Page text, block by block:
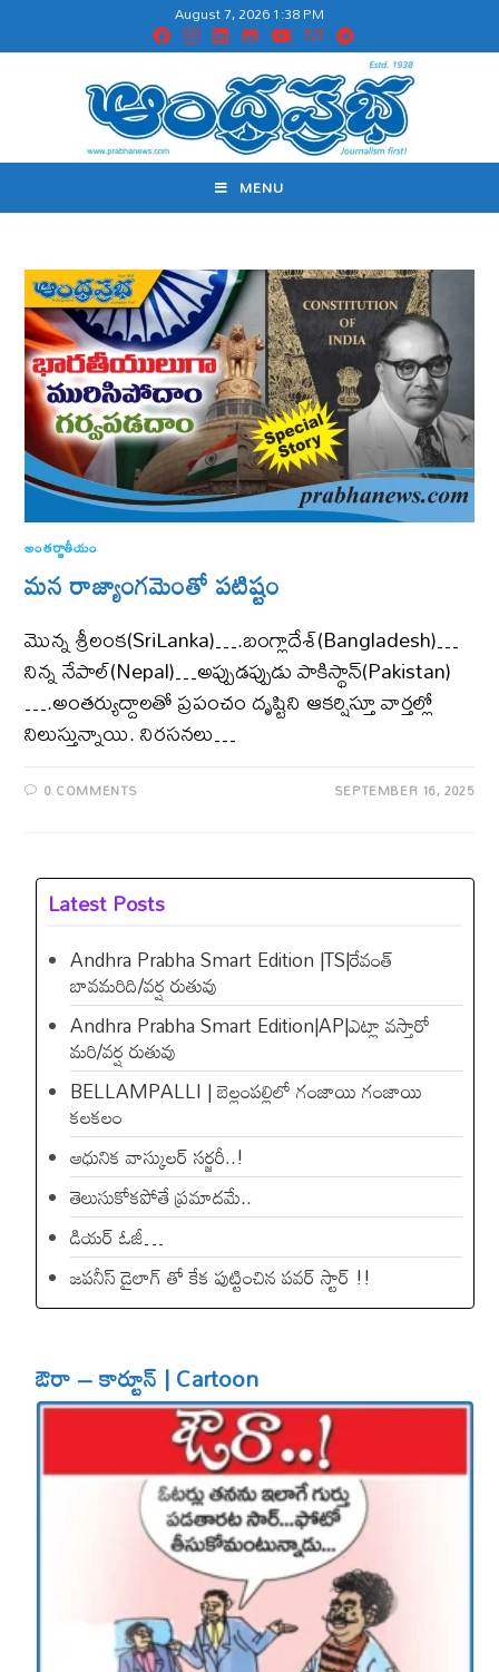
August 7, 2026 1:38 PM
MENU
అంతర్జాతీయం
మన రాజ్యాంగమెంతో పటిష్టం
మొన్న శ్రీలంక(SriLanka)….బంగ్లాదేశ్(Bangladesh)…
నిన్న నేపాల్(Nepal)…అప్పుడప్పుడు పాకిస్థాన్(Pakistan)
….అంతర్యుద్దాలతో ప్రపంచం దృష్టిని ఆకర్షిస్తూ వార్తల్లో
నిలుస్తున్నాయి. నిరసనలు…
0 COMMENTS SEPTEMBER 16, 2025
Latest Posts
Andhra Prabha Smart Edition |TS|రేవంత్​
బావమరిది/వర్ష రుతువు
Andhra Prabha Smart Edition|AP|ఎట్లా వస్తారో
మరి/వర్ష రుతువు
BELLAMPALLI | బెల్లంపల్లిలో గంజాయి గంజాయి
కలకలం
ఆధునిక వాస్కులర్ సర్జరీ..!
తెలుసుకోకపోతే ప్రమాదమే..
డియ‌ర్ ఓజీ…
జపనీస్ డైలాగ్ తో కేక పుట్టించిన ప‌వ‌ర్ స్టార్ !!
ఔరా – కార్టూన్ | Cartoon